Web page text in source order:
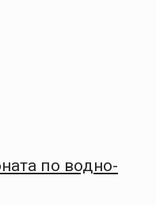
по водно-